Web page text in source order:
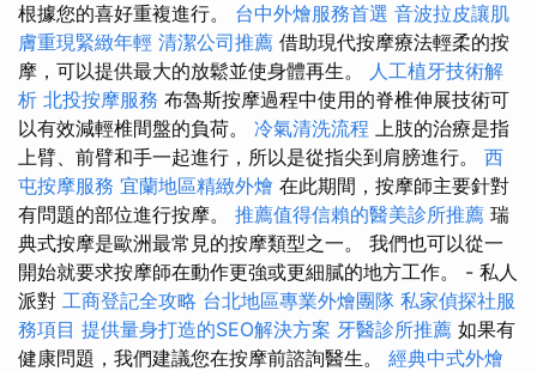
根據您的喜好重複進行。 台中外燴服務首選 音波拉皮讓肌
膚重現緊緻年輕 清潔公司推薦 借助現代按摩療法輕柔的按
摩，可以提供最大的放鬆並使身體再生。 人工植牙技術解
析 北投按摩服務 布魯斯按摩過程中使用的脊椎伸展技術可
以有效減輕椎間盤的負荷。 冷氣清洗流程 上肢的治療是指
上臂、前臂和手一起進行，所以是從指尖到肩膀進行。 西
屯按摩服務 宜蘭地區精緻外燴 在此期間，按摩師主要針對
有問題的部位進行按摩。 推薦值得信賴的醫美診所推薦 瑞
典式按摩是歐洲最常見的按摩類型之一。 我們也可以從一
開始就要求按摩師在動作更強或更細膩的地方工作。 - 私人
派對 工商登記全攻略 台北地區專業外燴團隊 私家偵探社服
務項目 提供量身打造的SEO解決方案 牙醫診所推薦 如果有
健康問題，我們建議您在按摩前諮詢醫生。 經典中式外燴